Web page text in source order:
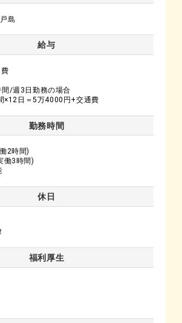
島
給与
/週3日勤務の場合
×12日＝5万4000円+交通費
勤務時間
2時間)
働3時間)
休日
福利厚生